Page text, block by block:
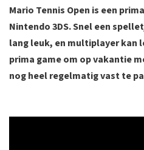
Mario Tennis Open is een
Nintendo 3DS. Snel een
lang leuk, en multiplayer kan
prima game om op vakantie
nog heel regelmatig vast te